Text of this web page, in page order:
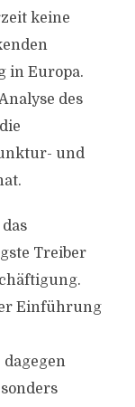
keine
in Europa.
des
und
Treiber
Einführung